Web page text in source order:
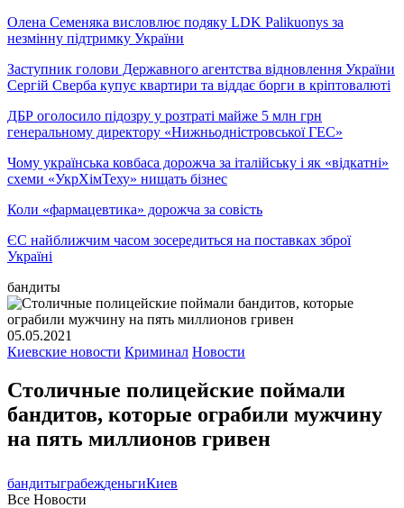
Олена Семеняка висловлює подяку LDK Palikuonys за
незмінну підтримку України
Заступник голови Державного агентства відновлення України
Сергій Сверба купує квартири та віддає борги в кріптовалюті
ДБР оголосило підозру у розтраті майже 5 млн грн
генеральному директору «Нижньодністровської ГЕС»
Чому українська ковбаса дорожча за італійську і як «відкатні»
схеми «УкрХімТеху» нищать бізнес
Коли «фармацевтика» дорожча за совість
ЄС найближчим часом зосередиться на поставках зброї
Україні
бандиты
05.05.2021
Киевские новости Криминал Новости
Столичные полицейские поймали
бандитов, которые ограбили мужчину
на пять миллионов гривен
бандитыграбежденьгиКиев
Все Новости